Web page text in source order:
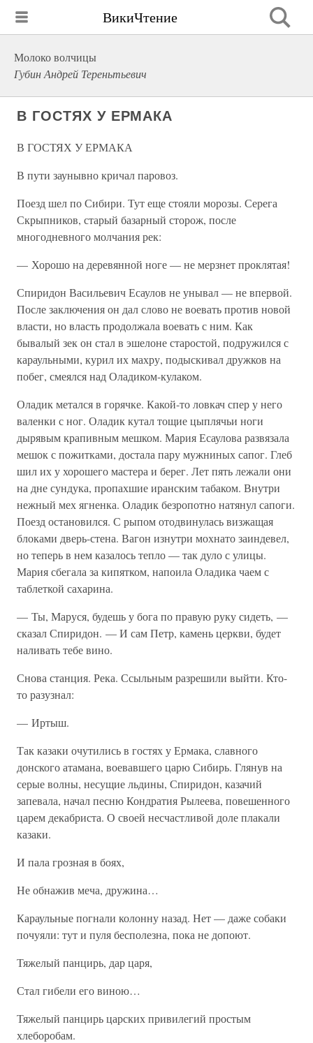
ВикиЧтение
Молоко волчицы
Губин Андрей Тереньтьевич
В ГОСТЯХ У ЕРМАКА
В ГОСТЯХ У ЕРМАКА
В пути заунывно кричал паровоз.
Поезд шел по Сибири. Тут еще стояли морозы. Серега
Скрыпников, старый базарный сторож, после
многодневного молчания рек:
— Хорошо на деревянной ноге — не мерзнет проклятая!
Спиридон Васильевич Есаулов не унывал — не впервой.
После заключения он дал слово не воевать против новой
власти, но власть продолжала воевать с ним. Как
бывалый зек он стал в эшелоне старостой, подружился с
караульными, курил их махру, подыскивал дружков на
побег, смеялся над Оладиком-кулаком.
Оладик метался в горячке. Какой-то ловкач спер у него
валенки с ног. Оладик кутал тощие цыплячьи ноги
дырявым крапивным мешком. Мария Есаулова развязала
мешок с пожитками, достала пару мужниных сапог. Глеб
шил их у хорошего мастера и берег. Лет пять лежали они
на дне сундука, пропахшие иранским табаком. Внутри
нежный мех ягненка. Оладик безропотно натянул сапоги.
Поезд остановился. С рыпом отодвинулась визжащая
блоками дверь-стена. Вагон изнутри мохнато заиндевел,
но теперь в нем казалось тепло — так дуло с улицы.
Мария сбегала за кипятком, напоила Оладика чаем с
таблеткой сахарина.
— Ты, Маруся, будешь у бога по правую руку сидеть, —
сказал Спиридон. — И сам Петр, камень церкви, будет
наливать тебе вино.
Снова станция. Река. Ссыльным разрешили выйти. Кто-
то разузнал:
— Иртыш.
Так казаки очутились в гостях у Ермака, славного
донского атамана, воевавшего царю Сибирь. Глянув на
серые волны, несущие льдины, Спиридон, казачий
запевала, начал песню Кондратия Рылеева, повешенного
царем декабриста. О своей несчастливой доле плакали
казаки.
И пала грозная в боях,
Не обнажив меча, дружина…
Караульные погнали колонну назад. Нет — даже собаки
почуяли: тут и пуля бесполезна, пока не допоют.
Тяжелый панцирь, дар царя,
Стал гибели его виною…
Тяжелый панцирь царских привилегий простым
хлеборобам.